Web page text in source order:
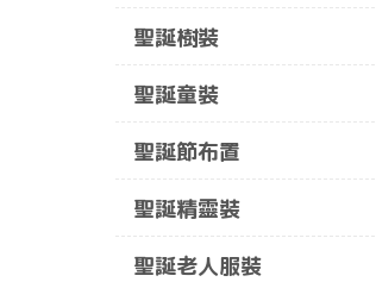
聖誕樹裝
聖誕童裝
聖誕節布置
聖誕精靈裝
聖誕老人服裝